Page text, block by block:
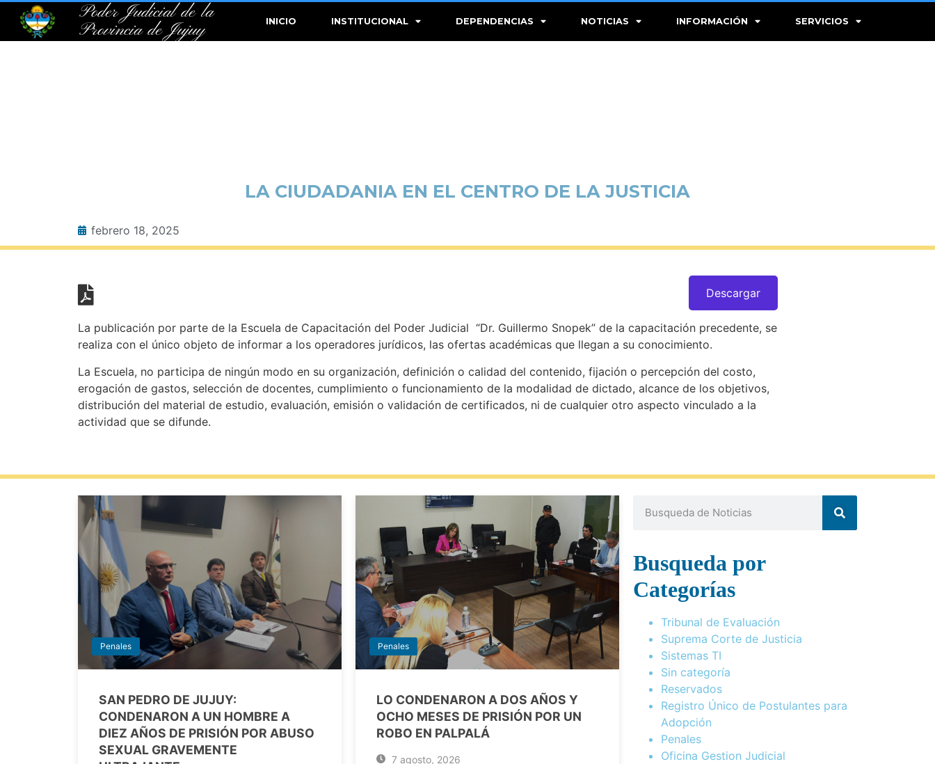
Poder Judicial de la
Provincia de Jujuy
INICIO INSTITUCIONAL DEPENDENCIAS NOTICIAS INFORMACIÓN SERVICIOS
LA CIUDADANIA EN EL CENTRO DE LA JUSTICIA
febrero 18, 2025
Descargar
La publicación por parte de la Escuela de Capacitación del Poder Judicial “Dr. Guillermo Snopek” de la capacitación precedente, se
realiza con el único objeto de informar a los operadores jurídicos, las ofertas académicas que llegan a su conocimiento.
La Escuela, no participa de ningún modo en su organización, definición o calidad del contenido, fijación o percepción del costo,
erogación de gastos, selección de docentes, cumplimiento o funcionamiento de la modalidad de dictado, alcance de los objetivos,
distribución del material de estudio, evaluación, emisión o validación de certificados, ni de cualquier otro aspecto vinculado a la
actividad que se difunde.
Penales
SAN PEDRO DE JUJUY:
CONDENARON A UN HOMBRE A
DIEZ AÑOS DE PRISIÓN POR ABUSO
SEXUAL GRAVEMENTE
Penales
LO CONDENARON A DOS AÑOS Y
OCHO MESES DE PRISIÓN POR UN
ROBO EN PALPALÁ
7 agosto, 2026
Busqueda por
Categorías
Tribunal de Evaluación
Suprema Corte de Justicia
Sistemas TI
Sin categoría
Reservados
Registro Único de Postulantes para
Adopción
Penales
Oficina Gestion Judicial